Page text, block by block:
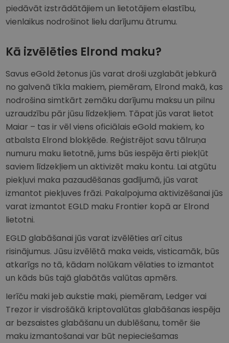
piedāvāt izstrādātājiem un lietotājiem elastību,
vienlaikus nodrošinot lielu darījumu ātrumu.
Kā izvēlēties Elrond maku?
Savus eGold žetonus jūs varat droši uzglabāt jebkurā
no galvenā tīkla makiem, piemēram, Elrond makā, kas
nodrošina simtkārt zemāku darījumu maksu un pilnu
uzraudzību pār jūsu līdzekļiem. Tāpat jūs varat lietot
Maiar – tas ir vēl viens oficiālais eGold makiem, ko
atbalsta Elrond blokķēde. Reģistrējot savu tālruņa
numuru maku lietotnē, jums būs iespēja ērti piekļūt
saviem līdzekļiem un aktivizēt maku kontu. Lai atgūtu
piekļuvi maka pazaudēšanas gadījumā, jūs varat
izmantot piekļuves frāzi. Pakalpojuma aktivizēšanai jūs
varat izmantot EGLD maku Frontier kopā ar Elrond
lietotni.
EGLD glabāšanai jūs varat izvēlēties arī citus
risinājumus. Jūsu izvēlētā maka veids, visticamāk, būs
atkarīgs no tā, kādam nolūkam vēlaties to izmantot
un kāds būs tajā glabātās valūtas apmērs.
Ierīču maki jeb aukstie maki, piemēram, Ledger vai
Trezor ir visdrošākā kriptovalūtas glabāšanas iespēja
ar bezsaistes glabāšanu un dublēšanu, tomēr šie
maku izmantošanai var būt nepieciešamas